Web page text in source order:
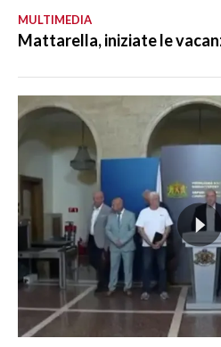
MULTIMEDIA
Mattarella, iniziate le